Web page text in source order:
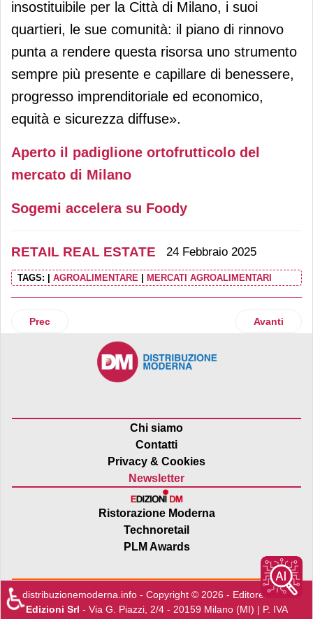
insostituibile per la Città di Milano, i suoi
quartieri, le sue comunità: il piano di rinnovo
punta a rendere questa risorsa uno strumento
sempre più presente e capillare di benessere,
progresso imprenditoriale ed economico,
equità e sicurezza diffuse».
Aperto il padiglione ortofrutticolo del
mercato di Milano
Sogemi accelera su Foody
RETAIL REAL ESTATE 24 Febbraio 2025
TAGS: AGROALIMENTARE MERCATI AGROALIMENTARI
Articolo precedente: Altarea: più commercio nella metro
Prec Articolo
Avanti
Chi siamo
Contatti
Privacy & Cookies
Newsletter
Ristorazione Moderna
Technoretail
PLM Awards
distribuzionemoderna.info - Copyright © 2026 - Editore:Edra
Edizioni Srl - Via G. Piazzi, 2/4 - 20159 Milano (MI) | P. IVA